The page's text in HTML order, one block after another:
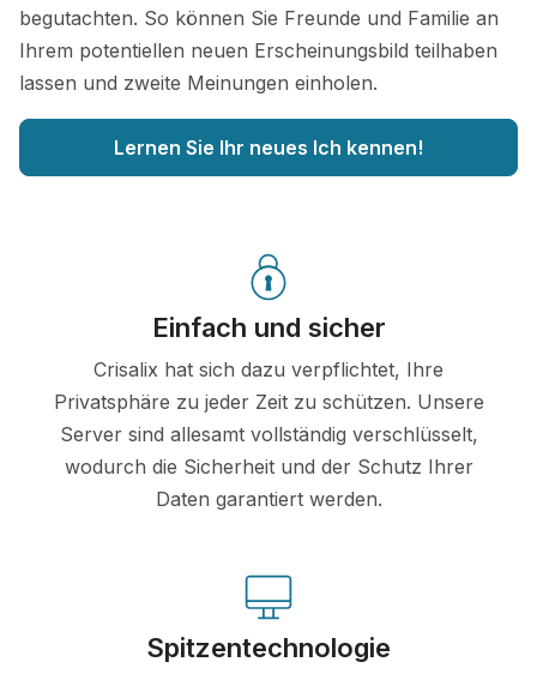
begutachten. So können Sie Freunde und Familie an
Ihrem potentiellen neuen Erscheinungsbild teilhaben
lassen und zweite Meinungen einholen.
Lernen Sie Ihr neues Ich kennen!
Einfach und sicher
Crisalix hat sich dazu verpflichtet, Ihre
Privatsphäre zu jeder Zeit zu schützen. Unsere
Server sind allesamt vollständig verschlüsselt,
wodurch die Sicherheit und der Schutz Ihrer
Daten garantiert werden.
Spitzentechnologie